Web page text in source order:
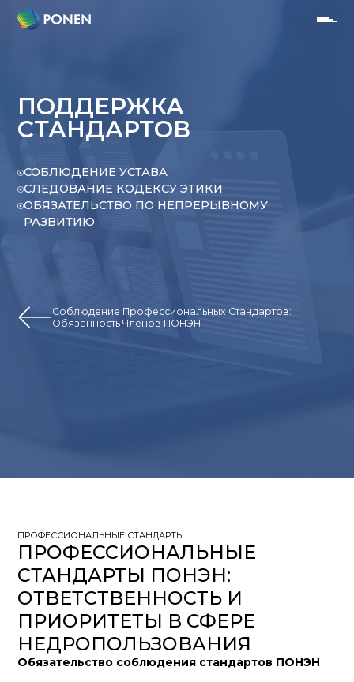
ПОДДЕРЖКА
СТАНДАРТОВ
СОБЛЮДЕНИЕ УСТАВА
СЛЕДОВАНИЕ КОДЕКСУ ЭТИКИ
ОБЯЗАТЕЛЬСТВО ПО НЕПРЕРЫВНОМУ
РАЗВИТИЮ
Соблюдение Профессиональных Стандартов:
Обязанность Членов ПОНЭН
ПРОФЕССИОНАЛЬНЫЕ СТАНДАРТЫ
ПРОФЕССИОНАЛЬНЫЕ
СТАНДАРТЫ ПОНЭН:
ОТВЕТСТВЕННОСТЬ И
ПРИОРИТЕТЫ В СФЕРЕ
НЕДРОПОЛЬЗОВАНИЯ
Обязательство соблюдения стандартов ПОНЭН